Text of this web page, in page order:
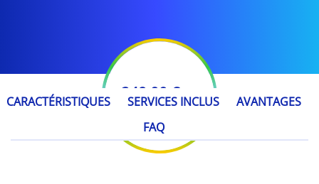
249,00 € / an
CARACTÉRISTIQUES SERVICES INCLUS
AVANTAGES
FAQ